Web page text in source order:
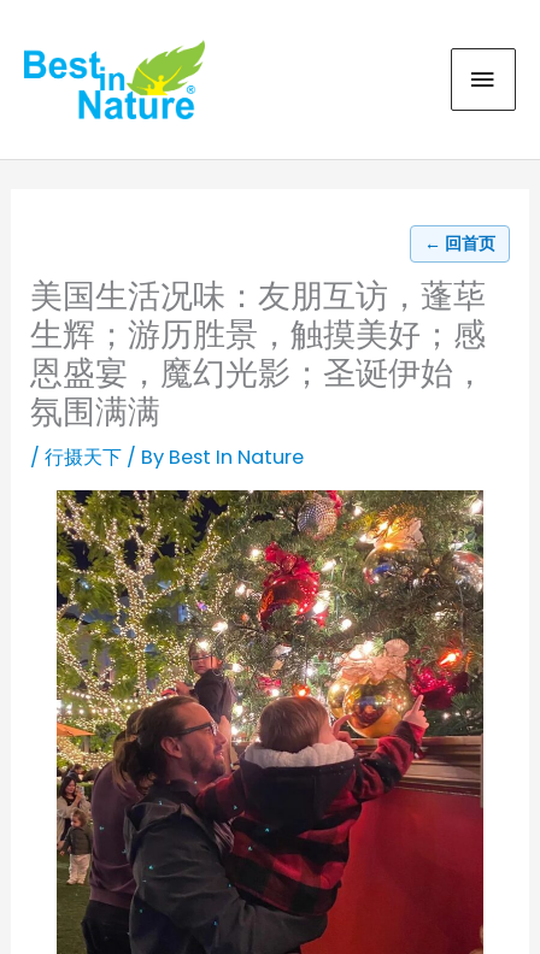
content
← 回首页
美国生活况味：友朋互访，蓬荜
生辉；游历胜景，触摸美好；感
恩盛宴，魔幻光影；圣诞伊始，
氛围满满
/行摄天下 / By Best In Nature